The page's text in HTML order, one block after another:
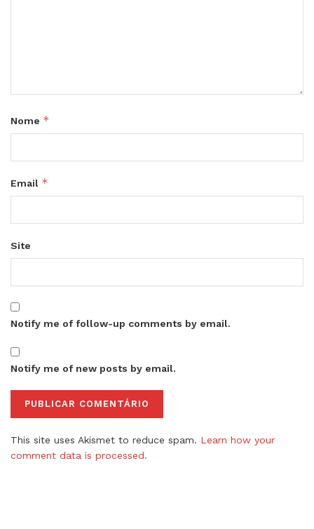
Nome *
Email *
Site
Notify me of follow-up comments by email.
Notify me of new posts by email.
This site uses Akismet to reduce spam. Learn how your
comment data is processed.